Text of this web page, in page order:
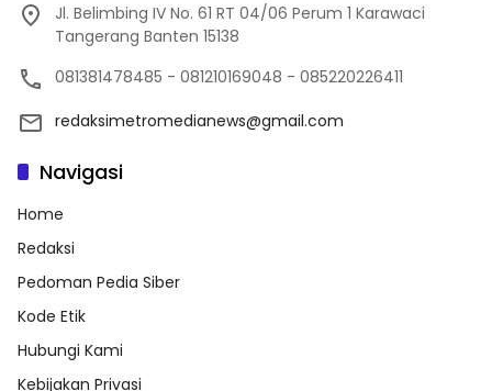
Jl. Belimbing IV No. 61 RT 04/06 Perum 1 Karawaci
Tangerang Banten 15138
081381478485 - 081210169048 - 085220226411
redaksimetromedianews@gmail.com
Navigasi
Home
Redaksi
Pedoman Pedia Siber
Kode Etik
Hubungi Kami
Kebijakan Privasi